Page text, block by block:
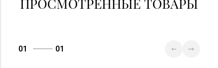
№45 «Кристалл» г.
ПРОСМОТРЕННЫЕ ТОВАРЫ
01 01